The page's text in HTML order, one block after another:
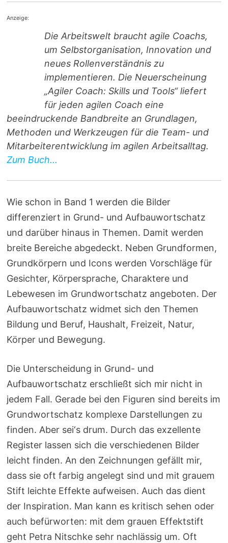
Anzeige:
Die Arbeitswelt braucht agile Coachs,
um Selbstorganisation, Innovation und
neues Rollenverständnis zu
implementieren. Die Neuerscheinung
„Agiler Coach: Skills und Tools“ liefert
für jeden agilen Coach eine
beeindruckende Bandbreite an Grundlagen,
Methoden und Werkzeugen für die Team- und
Mitarbeiterentwicklung im agilen Arbeitsalltag.
Zum Buch...
Wie schon in Band 1 werden die Bilder
differenziert in Grund- und Aufbauwortschatz
und darüber hinaus in Themen. Damit werden
breite Bereiche abgedeckt. Neben Grundformen,
Grundkörpern und Icons werden Vorschläge für
Gesichter, Körpersprache, Charaktere und
Lebewesen im Grundwortschatz angeboten. Der
Aufbauwortschatz widmet sich den Themen
Bildung und Beruf, Haushalt, Freizeit, Natur,
Körper und Bewegung.
Die Unterscheidung in Grund- und
Aufbauwortschatz erschließt sich mir nicht in
jedem Fall. Gerade bei den Figuren sind bereits im
Grundwortschatz komplexe Darstellungen zu
finden. Aber sei‘s drum. Durch das exzellente
Register lassen sich die verschiedenen Bilder
leicht finden. An den Zeichnungen gefällt mir,
dass sie oft farbig angelegt sind und mit grauem
Stift leichte Effekte aufweisen. Auch das dient
der Inspiration. Man kann es kritisch sehen oder
auch befürworten: mit dem grauen Effektstift
geht Petra Nitschke sehr nachlässig um. Oft